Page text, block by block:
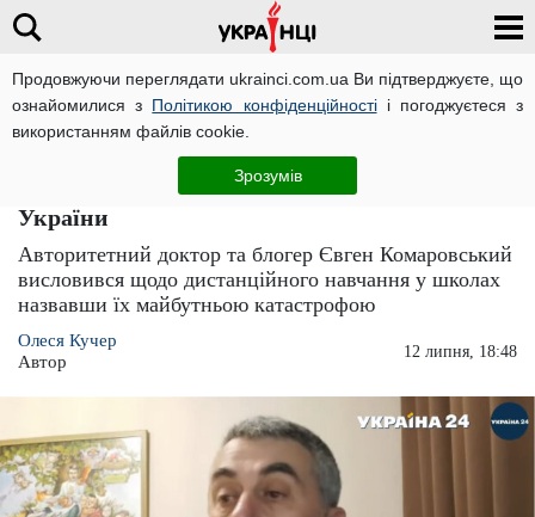
Продовжуючи переглядати ukrainci.com.ua Ви підтверджуєте, що
ознайомилися з Політикою конфіденційностіі погоджуєтеся з
використанням файлів cookie.
Зрозумів
Україна
Доктор Комаровський вимагає повернути
дітей до школ, або буде катастрофа для
України
Авторитетний доктор та блогер Євген Комаровський
висловився щодо дистанційного навчання у школах
назвавши їх майбутньою катастрофою
Олеся Кучер
Автор
12 липня, 18:48